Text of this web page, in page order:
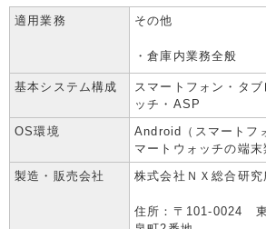
物流関連製品・ソフト
物効法認定取得への道
倉庫業総合賠償責任保険制度
損害賠償責任かび保険制度
教育研修事業について
修了証（倉庫管理主任者講習会）を
メールマガジン登録
広告のご案内
動画投稿（ポータルサイト）
会員ログインはこち
台帳ログインはこち
適用業務 その他
・倉庫内業務全般
基本システム構成
スマートフォン・タ
ッチ・ASP
OS環境
Android（スマートフ
マートウォッチの端末
製造・販売会社
株式会社ＮＸ総合研究
住所：〒101-0024